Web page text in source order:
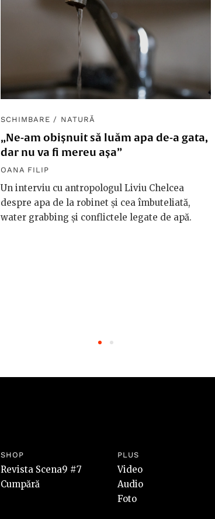
SCHIMBARE / NATURĂ
„Ne-am obișnuit să luăm apa de-a gata,
dar nu va fi mereu așa”
OANA FILIP
Un interviu cu antropologul Liviu Chelcea
despre apa de la robinet și cea îmbuteliată,
water grabbing și conflictele legate de apă.
SHOP
Revista Scena9 #7
Cumpără
PLUS
Video
Audio
Foto